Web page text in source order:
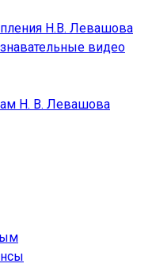
Н.В. Левашова
видео
Н. В. Левашова